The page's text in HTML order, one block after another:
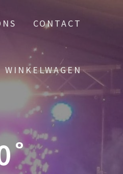
CONTACT
WINKELWAGEN